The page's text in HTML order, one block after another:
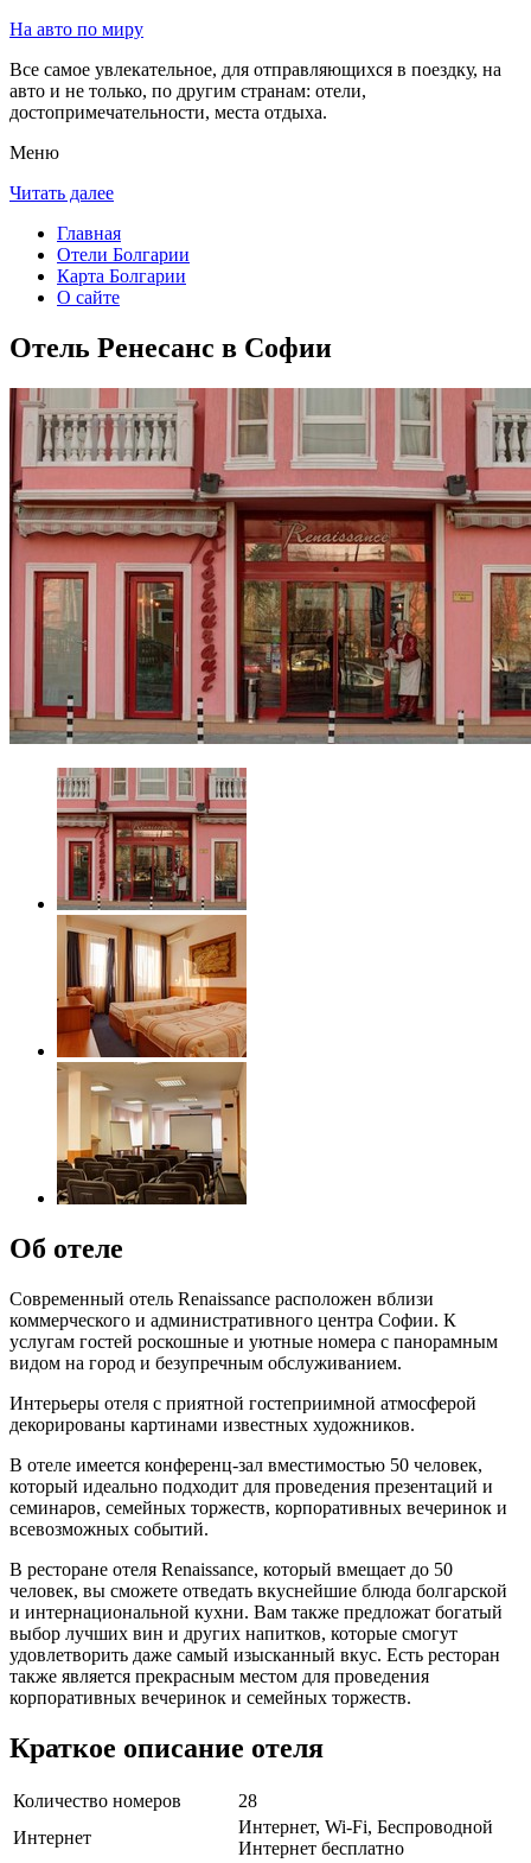
На авто по миру
Все самое увлекательное, для отправляющихся в поездку, на
авто и не только, по другим странам: отели,
достопримечательности, места отдыха.
Меню
Читать далее
Главная
Отели Болгарии
Карта Болгарии
О сайте
Отель Ренесанс в Софии
Об отеле
Современный отель Renaissance расположен вблизи
коммерческого и административного центра Софии. К
услугам гостей роскошные и уютные номера с панорамным
видом на город и безупречным обслуживанием.
Интерьеры отеля с приятной гостеприимной атмосферой
декорированы картинами известных художников.
В отеле имеется конференц-зал вместимостью 50 человек,
который идеально подходит для проведения презентаций и
семинаров, семейных торжеств, корпоративных вечеринок и
всевозможных событий.
В ресторане отеля Renaissance, который вмещает до 50
человек, вы сможете отведать вкуснейшие блюда болгарской
и интернациональной кухни. Вам также предложат богатый
выбор лучших вин и других напитков, которые смогут
удовлетворить даже самый изысканный вкус. Есть ресторан
также является прекрасным местом для проведения
корпоративных вечеринок и семейных торжеств.
Краткое описание отеля
Количество номеров
28
Интернет
Интернет, Wi-Fi, Беспроводной
Интернет бесплатно